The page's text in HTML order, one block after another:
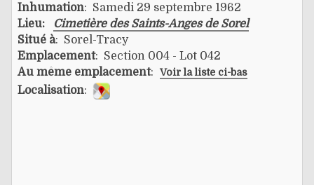
Inhumation: Samedi 29 septembre 1962
Lieu:
Cimetière des Saints-Anges de Sorel
Situé à: Sorel-Tracy
Emplacement: Section 004 - Lot 042
Au même emplacement: Voir la liste ci-bas
Localisation: